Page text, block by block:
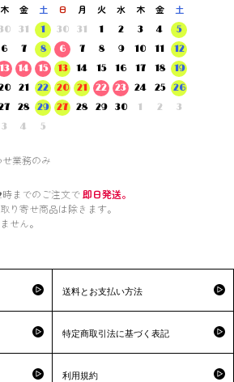
木 金
土
31
1
6 7
8
13 14
15
21
22
28
29
3 4 5
日 月 火 水 木 金
土
30
31 1 2 3 4
5
6
7 8 9 10 11
12
13
14 15 16 17 18
19
20
21 22 23 24 25
26
27
28 29 30 1 2 3
業務のみ
までのご注文で 即日発送。
り寄せ商品は除きます。
せん。
送料とお支払い方法
特定商取引法に基づく表記
利用規約